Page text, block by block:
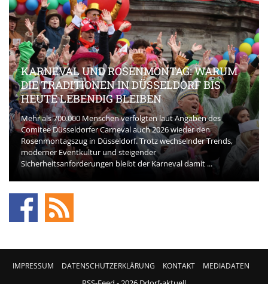
KARNEVAL UND ROSENMONTAG: WARUM
DIE TRADITIONEN IN DÜSSELDORF BIS
HEUTE LEBENDIG BLEIBEN
Mehr als 700.000 Menschen verfolgten laut Angaben des
Comitee Düsseldorfer Carneval auch 2026 wieder den
Rosenmontagszug in Düsseldorf. Trotz wechselnder Trends,
moderner Eventkultur und steigender
Sicherheitsanforderungen bleibt der Karneval damit ...
IMPRESSUM DATENSCHUTZERKLÄRUNG KONTAKT MEDIADATEN